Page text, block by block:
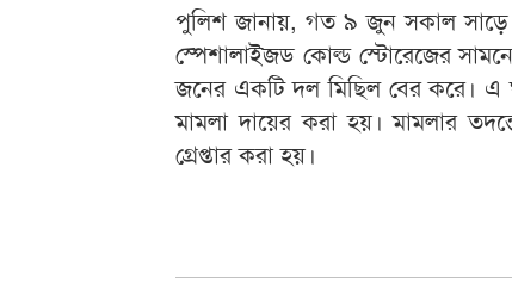
পুলিশ জানায়, গত ৯ জুন সকাল সাড়ে
স্পেশালাইজড কোল্ড স্টোরেজের
জনের একটি দল মিছিল বের করে। এ
মামলা দায়ের করা হয়। মামলার
গ্রেপ্তার করা হয়।